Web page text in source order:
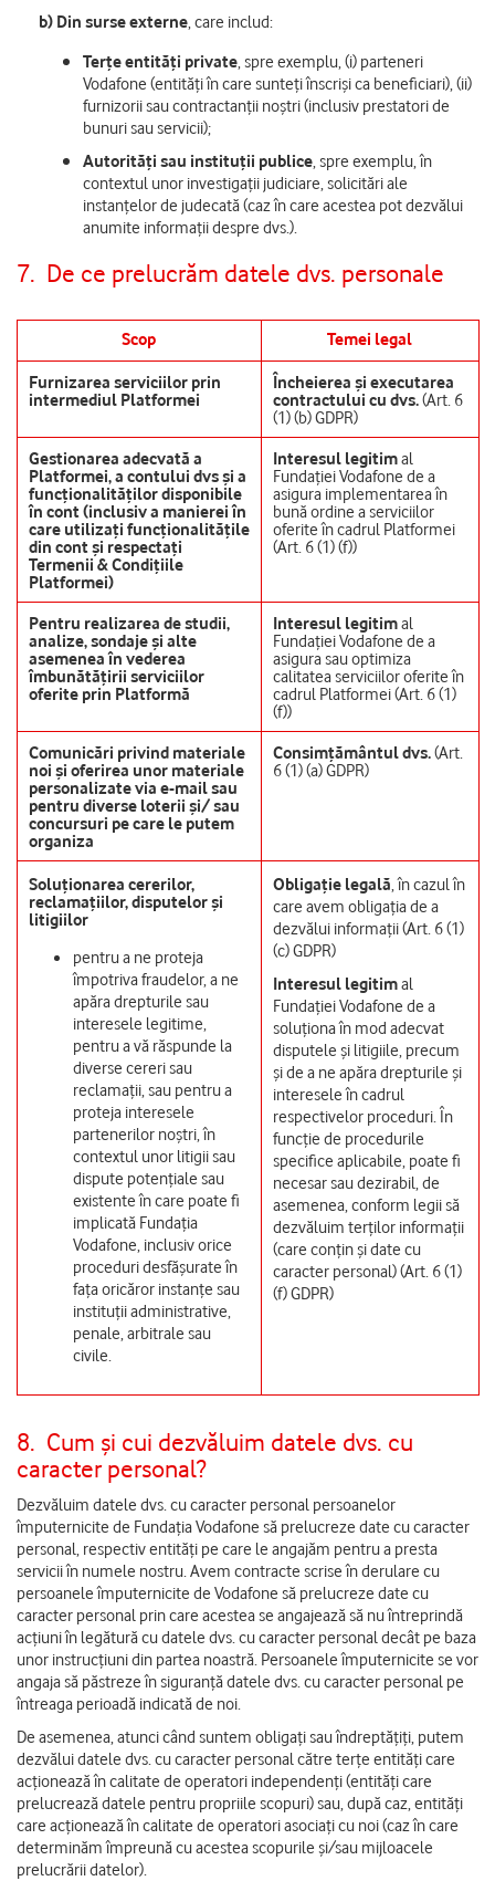
b) Din surse externe, care includ:
Terțe entități private, spre exemplu, (i) parteneri
Vodafone (entități în care sunteți înscriși ca beneficiari), (ii)
furnizorii sau contractanții noștri (inclusiv prestatori de
bunuri sau servicii);
Autorități sau instituții publice, spre exemplu, în
contextul unor investigații judiciare, solicitări ale
instanțelor de judecată (caz în care acestea pot dezvălui
anumite informații despre dvs.).
7. De ce prelucrăm datele dvs. personale
Scop
Temei legal
Furnizarea serviciilor prin
intermediul Platformei
Încheierea și executarea
contractului cu dvs.(Art. 6
(1) (b) GDPR)
Gestionarea adecvată a
Platformei, a contului dvs și a
funcționalităților disponibile
în cont (inclusiv a manierei în
care utilizați funcționalitățile
din cont și respectați
Termenii & Condițiile
Platformei)
Interesul legitimal
Fundației Vodafone de a
asigura implementarea în
bună ordine a serviciilor
oferite în cadrul Platformei
(Art. 6 (1) (f))
Pentru realizarea de studii,
analize, sondaje și alte
asemenea în vederea
îmbunătățirii serviciilor
oferite prin Platformă
Interesul legitimal
Fundației Vodafone de a
asigura sau optimiza
calitatea serviciilor oferite în
cadrul Platformei (Art. 6 (1)
(f))
Comunicări privind materiale
noi și oferirea unor materiale
personalizate via e-mail sau
pentru diverse loterii și/ sau
concursuri pe care le putem
organiza
Consimțământul dvs.(Art.
6 (1) (a) GDPR)
Soluționarea cererilor,
reclamațiilor, disputelor și
litigiilor
pentru a ne proteja
împotriva fraudelor, a ne
apăra drepturile sau
interesele legitime,
pentru a vă răspunde la
diverse cereri sau
reclamații, sau pentru a
proteja interesele
partenerilor noștri, în
contextul unor litigii sau
dispute potențiale sau
existente în care poate fi
implicată Fundația
Vodafone, inclusiv orice
proceduri desfășurate în
fața oricăror instanțe sau
instituții administrative,
penale, arbitrale sau
civile.
Obligație legală, în cazul în
care avem obligația de a
dezvălui informații (Art. 6 (1)
(c) GDPR)
Interesul legitimal
Fundației Vodafone de a
soluționa în mod adecvat
disputele și litigiile, precum
și de a ne apăra drepturile și
interesele în cadrul
respectivelor proceduri. În
funcție de procedurile
specifice aplicabile, poate fi
necesar sau dezirabil, de
asemenea, conform legii să
dezvăluim terților informații
(care conțin și date cu
caracter personal) (Art. 6 (1)
(f) GDPR)
8. Cum și cui dezvăluim datele dvs. cu
caracter personal?
Dezvăluim datele dvs. cu caracter personal persoanelor
împuternicite de Fundația Vodafone să prelucreze date cu caracter
personal, respectiv entități pe care le angajăm pentru a presta
servicii în numele nostru. Avem contracte scrise în derulare cu
persoanele împuternicite de Vodafone să prelucreze date cu
caracter personal prin care acestea se angajează să nu întreprindă
acțiuni în legătură cu datele dvs. cu caracter personal decât pe baza
unor instrucțiuni din partea noastră. Persoanele împuternicite se vor
angaja să păstreze în siguranță datele dvs. cu caracter personal pe
întreaga perioadă indicată de noi.
De asemenea, atunci când suntem obligați sau îndreptățiți, putem
dezvălui datele dvs. cu caracter personal către terțe entități care
acționează în calitate de operatori independenți (entități care
prelucrează datele pentru propriile scopuri) sau, după caz, entități
care acționează în calitate de operatori asociați cu noi (caz în care
determinăm împreună cu acestea scopurile și/sau mijloacele
prelucrării datelor).